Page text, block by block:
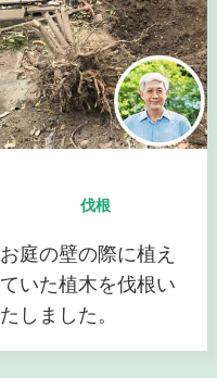
伐根
お庭の壁の際に植え
ていた植木を伐根い
たしました。